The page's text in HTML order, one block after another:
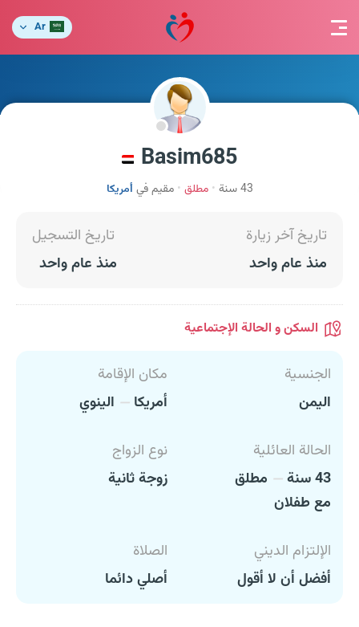
Ar
Basim685
43 سنة مطلق مقيم في أمريكا
تاريخ آخر زيارة
منذ عام واحد
تاريخ التسجيل
منذ عام واحد
السكن و الحالة الإجتماعية
الجنسية
اليمن
مكان الإقامة
أمريكا
الينوي
الحالة العائلية
43 سنة
مطلق
مع طفلان
نوع الزواج
زوجة ثانية
الإلتزام الديني
أفضل أن لا أقول
الصلاة
أصلي دائما